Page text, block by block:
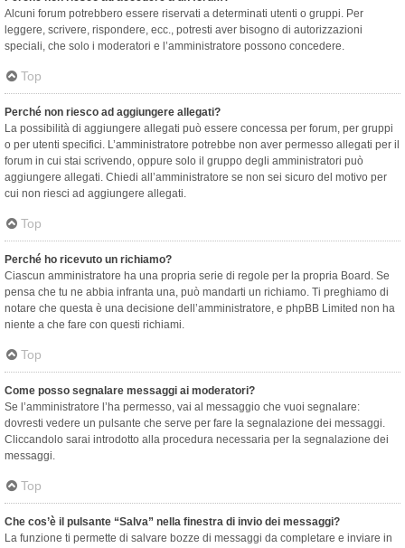
Alcuni forum potrebbero essere riservati a determinati utenti o gruppi. Per
leggere, scrivere, rispondere, ecc., potresti aver bisogno di autorizzazioni
speciali, che solo i moderatori e l’amministratore possono concedere.
Top
Perché non riesco ad aggiungere allegati?
La possibilità di aggiungere allegati può essere concessa per forum, per gruppi
o per utenti specifici. L’amministratore potrebbe non aver permesso allegati per il
forum in cui stai scrivendo, oppure solo il gruppo degli amministratori può
aggiungere allegati. Chiedi all’amministratore se non sei sicuro del motivo per
cui non riesci ad aggiungere allegati.
Top
Perché ho ricevuto un richiamo?
Ciascun amministratore ha una propria serie di regole per la propria Board. Se
pensa che tu ne abbia infranta una, può mandarti un richiamo. Ti preghiamo di
notare che questa è una decisione dell’amministratore, e phpBB Limited non ha
niente a che fare con questi richiami.
Top
Come posso segnalare messaggi ai moderatori?
Se l’amministratore l’ha permesso, vai al messaggio che vuoi segnalare:
dovresti vedere un pulsante che serve per fare la segnalazione dei messaggi.
Cliccandolo sarai introdotto alla procedura necessaria per la segnalazione dei
messaggi.
Top
Che cos’è il pulsante “Salva” nella finestra di invio dei messaggi?
La funzione ti permette di salvare bozze di messaggi da completare e inviare in